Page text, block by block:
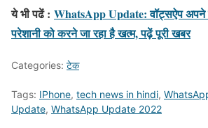
ये भी पढें : WhatsApp Update: वॉट्सऐप अपने
परेशानी को करने जा रहा है खत्म, पढ़ें पूरी खबर
Categories: टेक
Tags: IPhone, tech news in hindi,
Update, WhatsApp Update 2022